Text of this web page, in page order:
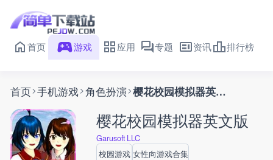
首页 游戏 应用 专题 资讯 排行榜
首页 手机游戏 角色扮演 樱花校园模拟器英文版
樱花校园模拟器英文版
Garusoft LLC
校园游戏 女性向游戏合集